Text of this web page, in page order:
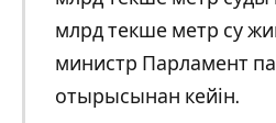
млрд текше метр су
министр Парламент
отырысынан кейін.